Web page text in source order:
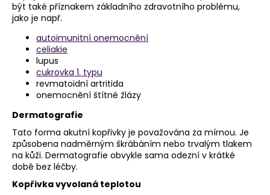
být také příznakem základního zdravotního problému,
jako je např.
autoimunitní onemocnění
celiakie
lupus
cukrovka 1. typu
revmatoidní artritida
onemocnění štítné žlázy
Dermatografie
Tato forma akutní kopřivky je považována za mírnou. Je
způsobena nadměrným škrábáním nebo trvalým tlakem
na kůži. Dermatografie obvykle sama odezní v krátké
době bez léčby.
Kopřivka vyvolaná teplotou